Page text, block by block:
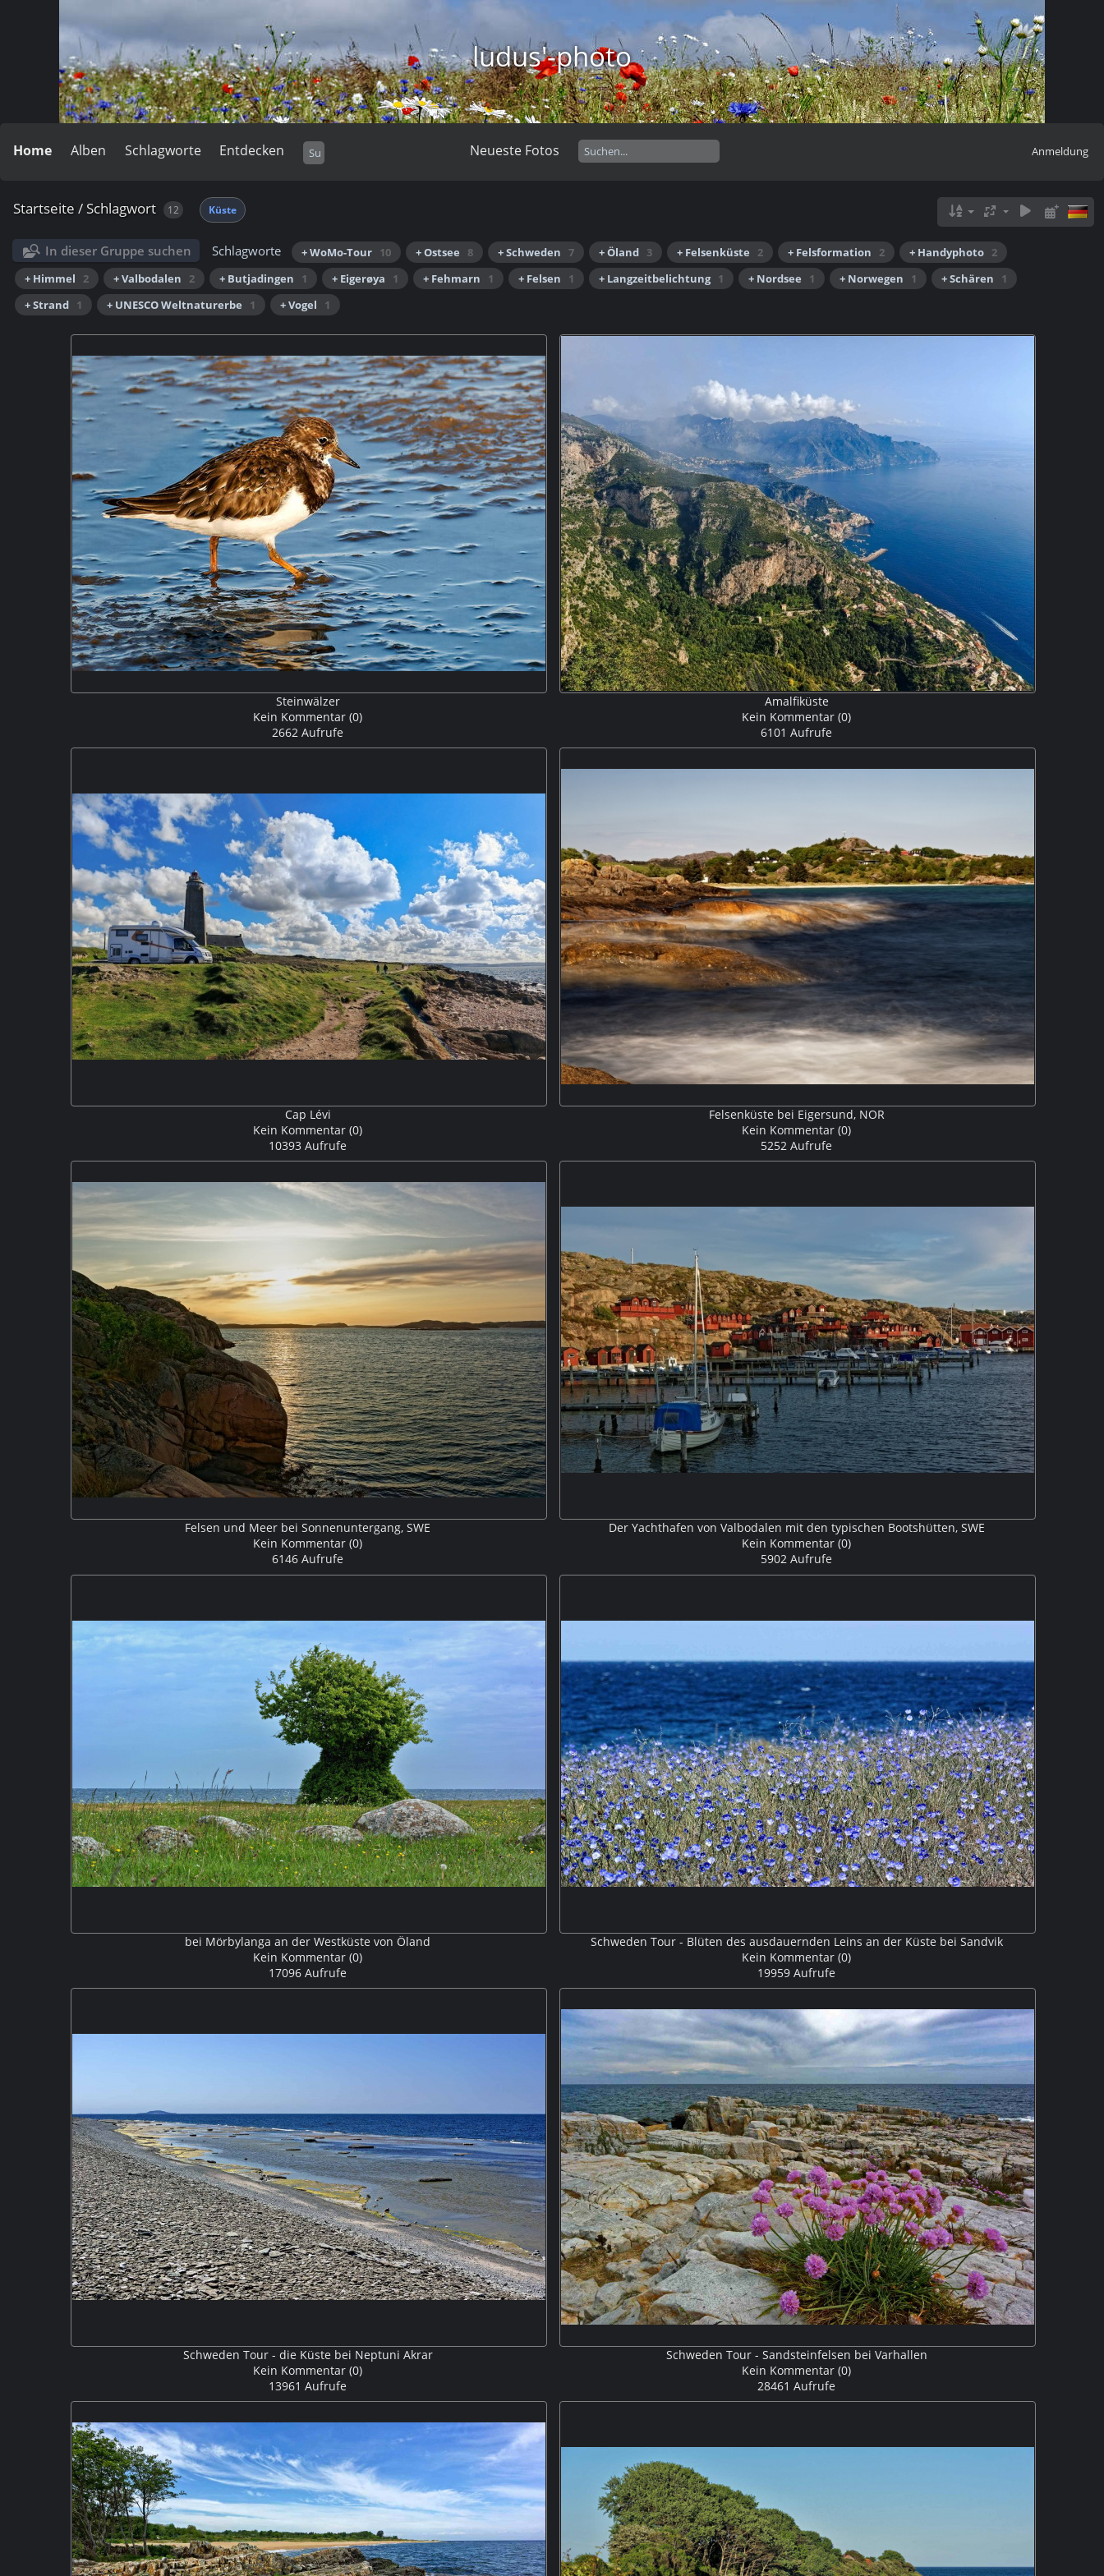
ludus'-photo
Home Alben Schlagworte Entdecken Neueste Fotos Anmeldung
Startseite /Schlagwort 12 Küste
In dieser Gruppe suchen Schlagworte + WoMo-Tour 10 + Ostsee 8 + Schweden 7 + Öland 3 + Felsenküste 2 + Felsformation 2 + Handyphoto 2
+ Himmel
2 + Valbodalen 2 + Butjadingen 1 + Eigerøya 1 + Fehmarn 1 + Felsen 1 + Langzeitbelichtung 1 + Nordsee 1 + Norwegen 1 + Schären
1
+ Strand 1 + UNESCO Weltnaturerbe 1 + Vogel 1
Steinwälzer
Kein Kommentar (0)
2662 Aufrufe
Nahrungssuche, bei der er am Strand Steine und Muscheln umdreht. Der Steinwälzer war
vermutlich auf der "Durchreise" nach Nord-, Osteuropa, in Deutschland soll es keine
Brutpaare mehr geben. OM114919, 60% crop
Amalfiküste
Kein Kommentar (0)
6101 Aufrufe
Cap Lévi
Kein Kommentar (0)
10393 Aufrufe
Normandie. Rund um das Cap Lévi findet man eine traumhafte Landschaft mit tollen
Ausblicken auf das Meer und die bizarren Felsen an der Küste. Ein weiteres Bild mit dem
Leuchtturm isthierzu finden. M5P
Felsenküste bei Eigersund, NOR
Kein Kommentar (0)
5252 Aufrufe
Felsen und Meer bei Sonnenuntergang, SWE
Kein Kommentar (0)
6146 Aufrufe
Der Yachthafen von Valbodalen mit den typischen Bootshütten, SWE
Kein Kommentar (0)
5902 Aufrufe
V315493
bei Mörbylanga an der Westküste von Öland
Kein Kommentar (0)
17096 Aufrufe
Schweden Tour - Blüten des ausdauernden Leins an der Küste bei Sandvik
Kein Kommentar (0)
19959 Aufrufe
der Küste bei Sandvik V306622
Schweden Tour - die Küste bei Neptuni Akrar
Kein Kommentar (0)
13961 Aufrufe
mit einer Tiefe von bis zu 200m am Ufer entlangzieht. Am Horizont die Insel
Blå-
Jungfrun. V306556
Schweden Tour - Sandsteinfelsen bei Varhallen
Kein Kommentar (0)
28461 Aufrufe